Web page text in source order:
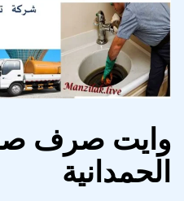
وايت صرف
الحمدانية